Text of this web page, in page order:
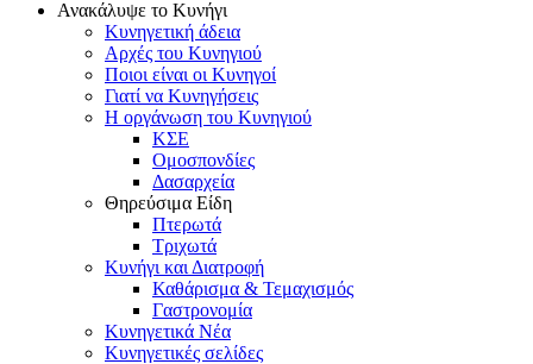
Ανακάλυψε το Κυνήγι
Κυνηγετική άδεια
Αρχές του Κυνηγιού
Ποιοι είναι οι Κυνηγοί
Γιατί να Κυνηγήσεις
Η οργάνωση του Κυνηγιού
ΚΣΕ
Ομοσπονδίες
Δασαρχεία
Θηρεύσιμα Είδη
Πτερωτά
Τριχωτά
Κυνήγι και Διατροφή
Καθάρισμα & Τεμαχισμός
Γαστρονομία
Κυνηγετικά Νέα
Κυνηγετικές σελίδες